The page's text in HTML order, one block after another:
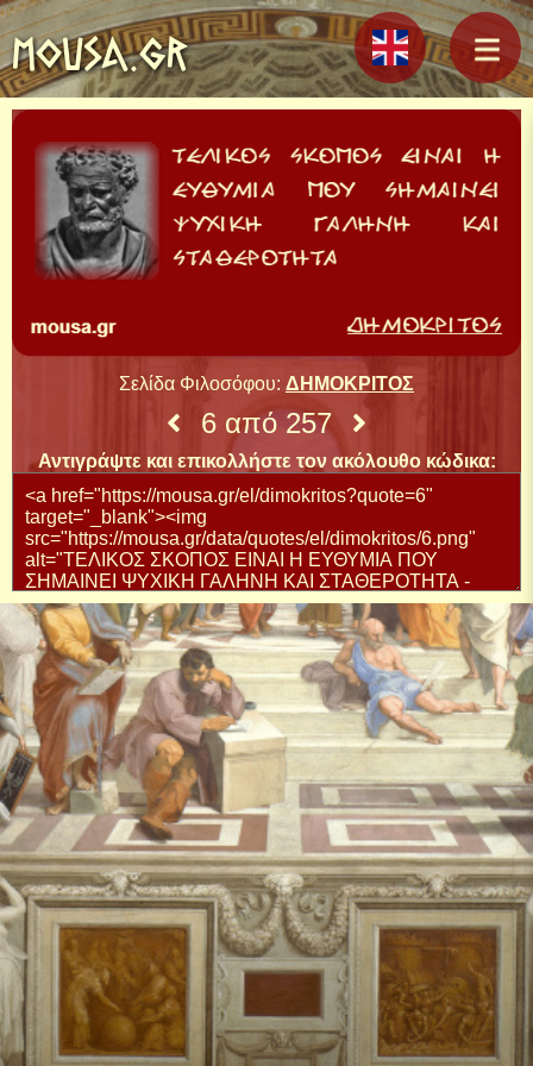
MOUSA.GR
Σελίδα Φιλοσόφου: ΔΗΜΟΚΡΙΤΟΣ
6 από 257
Αντιγράψτε και επικολλήστε τον ακόλουθο κώδικα: